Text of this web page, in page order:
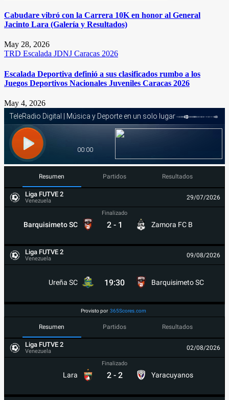
Cabudare vibró con la Carrera 10K en honor al General
Jacinto Lara (Galería y Resultados)
May 28, 2026
TRD Escalada JDNJ Caracas 2026
Escalada Deportiva definió a sus clasificados rumbo a los
Juegos Deportivos Nacionales Juveniles Caracas 2026
May 4, 2026
Resumen Partidos Resultados
Liga FUTVE 2
Venezuela 29/07/2026
Barquisimeto SC
Finalizado
2 - 1 Zamora FC B
Liga FUTVE 2
Venezuela 09/08/2026
Ureña SC 19:30 Barquisimeto SC
Provisto por 365Scores.com
Resumen Partidos Resultados
Liga FUTVE 2
Venezuela 02/08/2026
Lara
Finalizado
2 - 2 Yaracuyanos